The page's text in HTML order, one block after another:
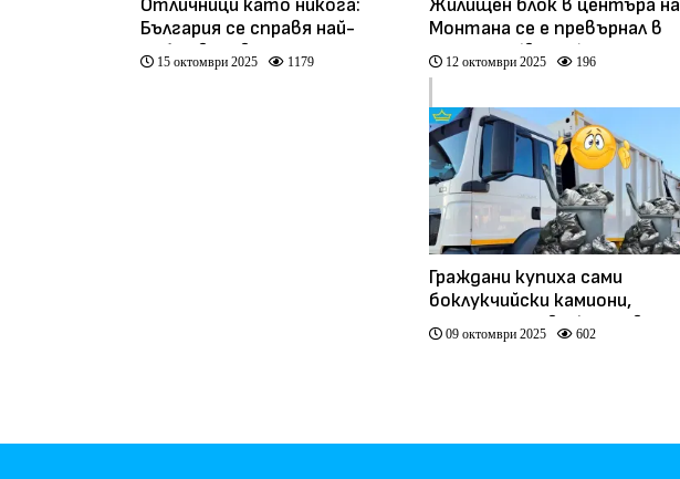
Отличници като никога:
България се справя най-
добре в ЕС в рециклирането
на електронен отпадък
15 октомври 2025 1179
Жилищен блок в центъра на
Монтана се е превърнал в
сметище (видео)
12 октомври 2025 196
Граждани купиха сами
боклукчийски камиони,
които ще се включат в
кризата с отпадъците в
09 октомври 2025 602